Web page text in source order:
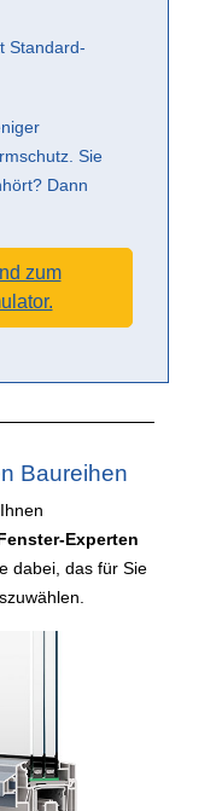
Standard-
Sie
Dann
zum
Baureihen
Experten
dabei, das für Sie